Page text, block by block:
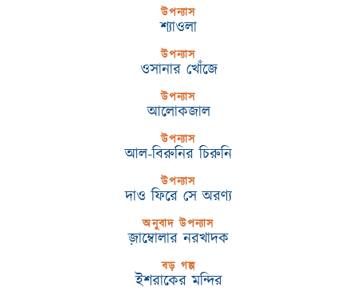
উপন্যাস
শ্যাওলা
উপন্যাস
ওসানার খোঁজে
উপন্যাস
আলোকজাল
উপন্যাস
আল-বিরুনির চিরুনি
উপন্যাস
দাও ফিরে সে অরণ্য
অনুবাদ উপন্যাস
জ়াম্বোলার নরখাদক
বড় গল্প
ইশরাকের মন্দির